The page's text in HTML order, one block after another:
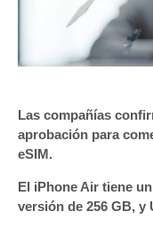
Las compañías
aprobación para
eSIM.
El iPhone Air tiene
versión de 256 GB, y